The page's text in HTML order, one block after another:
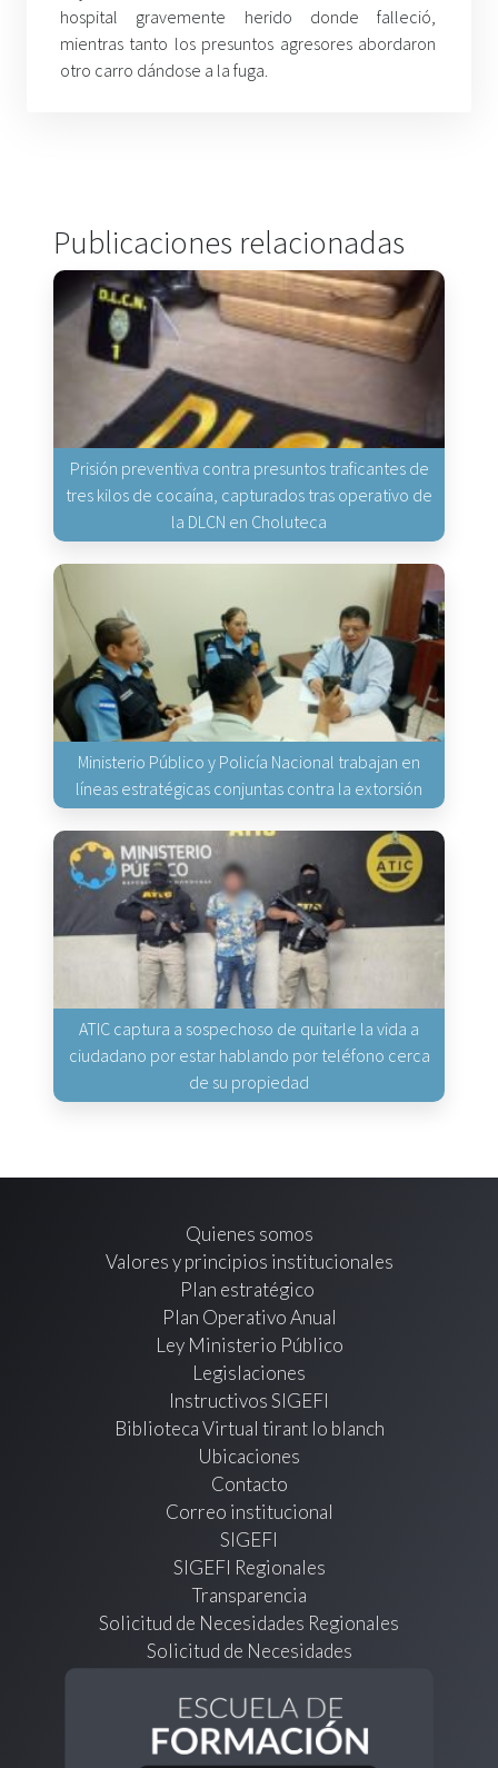
hospital gravemente herido donde falleció,
mientras tanto los presuntos agresores abordaron
otro carro dándose a la fuga.
Publicaciones relacionadas
Prisión preventiva contra presuntos traficantes de
tres kilos de cocaína, capturados tras operativo de
la DLCN en Choluteca
Ministerio Público y Policía Nacional trabajan en
líneas estratégicas conjuntas contra la extorsión
ATIC captura a sospechoso de quitarle la vida a
ciudadano por estar hablando por teléfono cerca
de su propiedad
Quienes somos
Valores y principios institucionales
Plan estratégico
Plan Operativo Anual
Ley Ministerio Público
Legislaciones
Instructivos SIGEFI
Biblioteca Virtual tirant lo blanch
Ubicaciones
Contacto
Correo institucional
SIGEFI
SIGEFI Regionales
Transparencia
Solicitud de Necesidades Regionales
Solicitud de Necesidades